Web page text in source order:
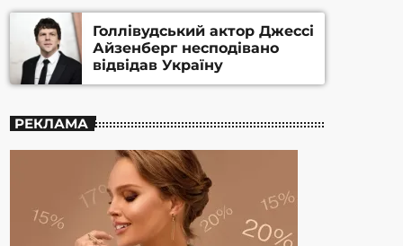
Голлівудський актор Джессі
Айзенберг несподівано
відвідав Україну
РЕКЛАМА